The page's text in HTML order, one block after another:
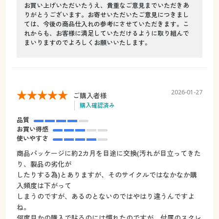
お買い上げいただいたうえ、貴重なご意見までいただきあ
りがとうございます。お寄せいただいたご意見につきまし
ては、今後の商品仕入れの参考にさせていただきます。こ
れからも、お客様に満足していただけるように取り組んで
まいりますのでよろしくお願いいたします。
ご購入者様
購入確認済み
2026-01-27
品質
お買い得感
使いやすさ
商品パッケージに約2カ月を目途に交換(汚れが目立ってきた
り、製品の劣化が
したりする為)とありますが、そのサイクルではなかなか購
入頻度は下がって
しまうのですが、あるのとないのではやはり違うんですよ
ね。